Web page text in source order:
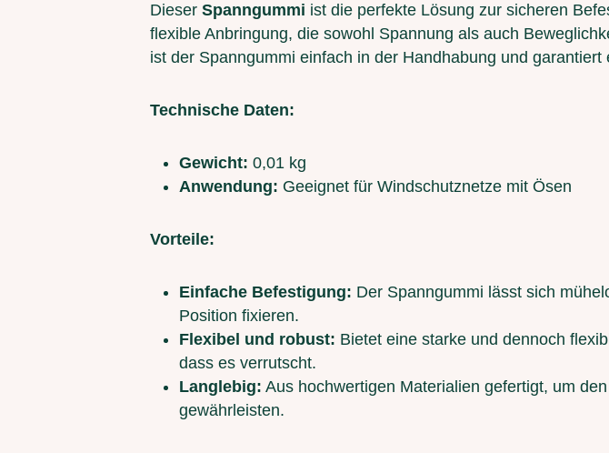
Dieser Spanngummi ist die perfekte Lösung zur sicheren
flexible Anbringung, die sowohl Spannung als auch
ist der Spanngummi einfach in der Handhabung und garantiert
Technische Daten:
Gewicht: 0,01 kg
Anwendung: Geeignet für Windschutznetze mit Ösen
Vorteile:
Einfache Befestigung: Der Spanngummi lässt sich
Position fixieren.
Flexibel und robust: Bietet eine starke und dennoch
dass es verrutscht.
Langlebig: Aus hochwertigen Materialien gefertigt, um
gewährleisten.